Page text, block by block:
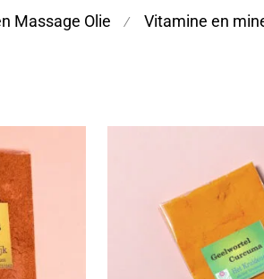
Massage Olie ⁄ Vitamine en